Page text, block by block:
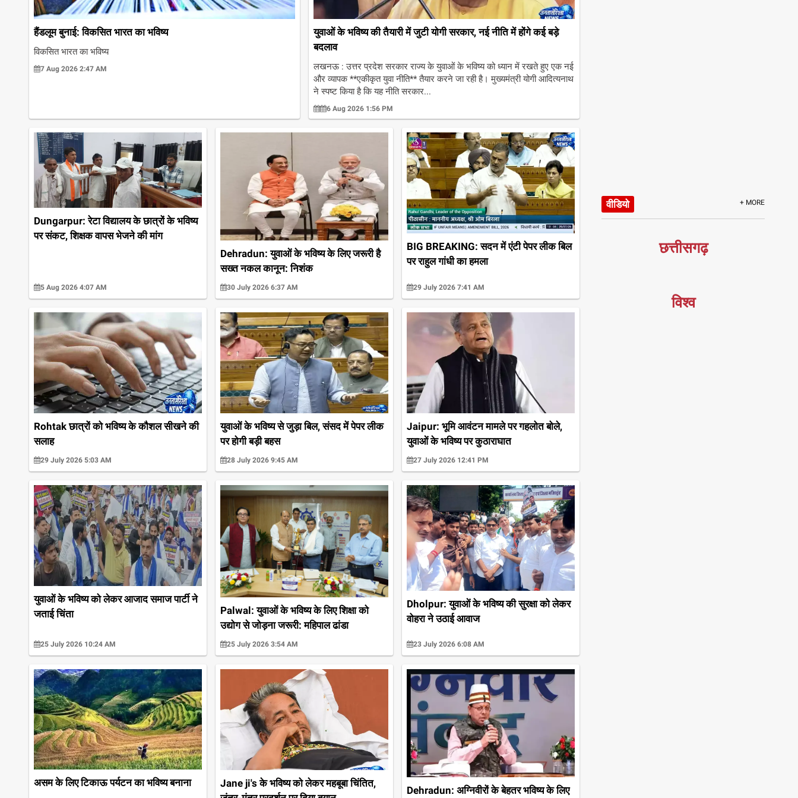
हैंडलूम बुनाई: विकसित भारत का भविष्य
विकसित भारत का भविष्य
7 Aug 2026 2:47 AM
युवाओं के भविष्य की तैयारी में जुटी योगी सरकार, नई नीति में होंगे कई बड़े
बदलाव
लखनऊ : उत्तर प्रदेश सरकार राज्य के युवाओं के भविष्य को ध्यान में रखते हुए एक नई
और व्यापक **एकीकृत युवा नीति** तैयार करने जा रही है। मुख्यमंत्री योगी आदित्यनाथ
ने स्पष्ट किया है कि यह नीति सरकार...
6 Aug 2026 1:56 PM
Dungarpur: रेटा विद्यालय के छात्रों के भविष्य
पर संकट, शिक्षक वापस भेजने की मांग
5 Aug 2026 4:07 AM
Dehradun: युवाओं के भविष्य के लिए जरूरी है
सख्त नकल कानून: निशंक
30 July 2026 6:37 AM
BIG BREAKING: सदन में एंटी पेपर लीक बिल
पर राहुल गांधी का हमला
29 July 2026 7:41 AM
Rohtak छात्रों को भविष्य के कौशल सीखने की
सलाह
29 July 2026 5:03 AM
युवाओं के भविष्य से जुड़ा बिल, संसद में पेपर लीक
पर होगी बड़ी बहस
28 July 2026 9:45 AM
Jaipur: भूमि आवंटन मामले पर गहलोत बोले,
युवाओं के भविष्य पर कुठाराघात
27 July 2026 12:41 PM
युवाओं के भविष्य को लेकर आजाद समाज पार्टी ने
जताई चिंता
25 July 2026 10:24 AM
Palwal: युवाओं के भविष्य के लिए शिक्षा को
उद्योग से जोड़ना जरूरी: महिपाल ढांडा
25 July 2026 3:54 AM
Dholpur: युवाओं के भविष्य की सुरक्षा को लेकर
वोहरा ने उठाई आवाज
23 July 2026 6:08 AM
असम के लिए टिकाऊ पर्यटन का भविष्य बनाना
Jane ji's के भविष्य को लेकर महबूबा चिंतित,
Dehradun: अग्निवीरों के बेहतर भविष्य के लिए
वीडियो + MORE
छत्तीसगढ़
विश्व